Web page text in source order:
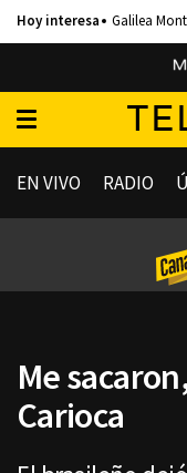
Galilea
EN VIVO RADIO
Me
Carioca